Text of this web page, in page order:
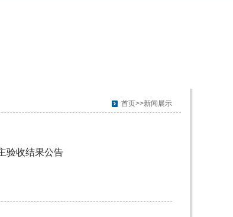
首页>>新闻展示
验收结果公告